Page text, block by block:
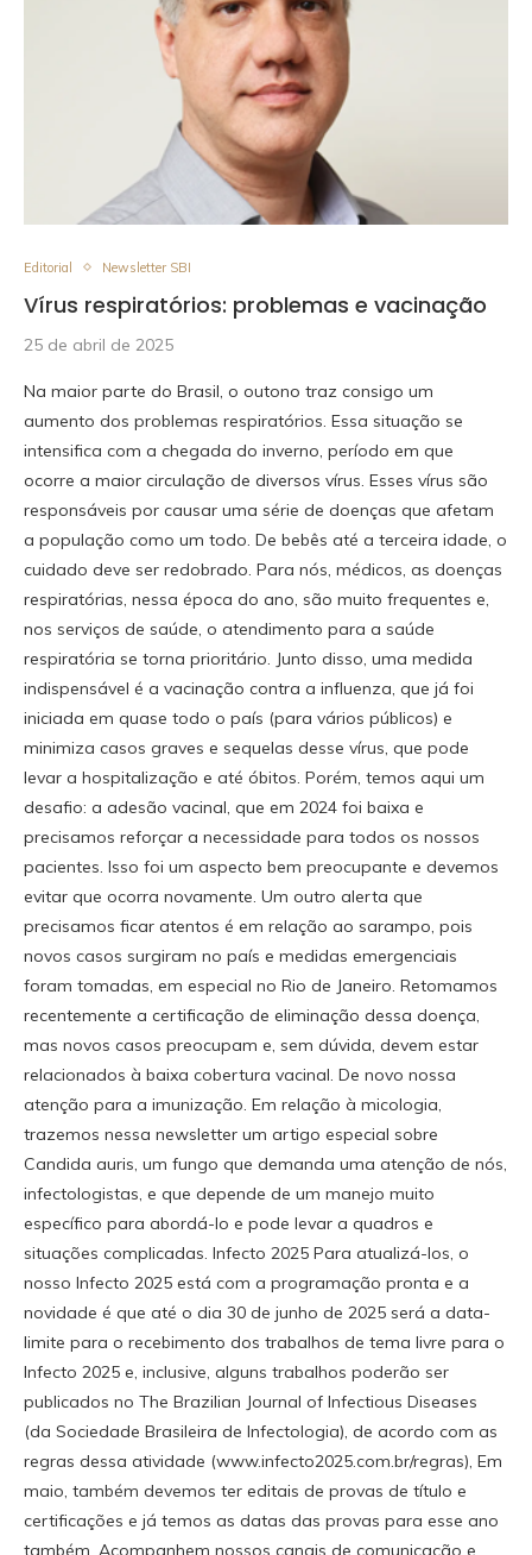
Editorial Newsletter SBI
Vírus respiratórios: problemas e vacinação
25 de abril de 2025
Na maior parte do Brasil, o outono traz consigo um
aumento dos problemas respiratórios. Essa situação se
intensifica com a chegada do inverno, período em que
ocorre a maior circulação de diversos vírus. Esses vírus são
responsáveis por causar uma série de doenças que afetam
a população como um todo. De bebês até a terceira idade, o
cuidado deve ser redobrado. Para nós, médicos, as doenças
respiratórias, nessa época do ano, são muito frequentes e,
nos serviços de saúde, o atendimento para a saúde
respiratória se torna prioritário. Junto disso, uma medida
indispensável é a vacinação contra a influenza, que já foi
iniciada em quase todo o país (para vários públicos) e
minimiza casos graves e sequelas desse vírus, que pode
levar a hospitalização e até óbitos. Porém, temos aqui um
desafio: a adesão vacinal, que em 2024 foi baixa e
precisamos reforçar a necessidade para todos os nossos
pacientes. Isso foi um aspecto bem preocupante e devemos
evitar que ocorra novamente. Um outro alerta que
precisamos ficar atentos é em relação ao sarampo, pois
novos casos surgiram no país e medidas emergenciais
foram tomadas, em especial no Rio de Janeiro. Retomamos
recentemente a certificação de eliminação dessa doença,
mas novos casos preocupam e, sem dúvida, devem estar
relacionados à baixa cobertura vacinal. De novo nossa
atenção para a imunização. Em relação à micologia,
trazemos nessa newsletter um artigo especial sobre
Candida auris, um fungo que demanda uma atenção de nós,
infectologistas, e que depende de um manejo muito
específico para abordá-lo e pode levar a quadros e
situações complicadas. Infecto 2025 Para atualizá-los, o
nosso Infecto 2025 está com a programação pronta e a
novidade é que até o dia 30 de junho de 2025 será a data-
limite para o recebimento dos trabalhos de tema livre para o
Infecto 2025 e, inclusive, alguns trabalhos poderão ser
publicados no The Brazilian Journal of Infectious Diseases
(da Sociedade Brasileira de Infectologia), de acordo com as
regras dessa atividade (www.infecto2025.com.br/regras), Em
maio, também devemos ter editais de provas de título e
certificações e já temos as datas das provas para esse ano
também. Acompanhem nossos canais de comunicação e